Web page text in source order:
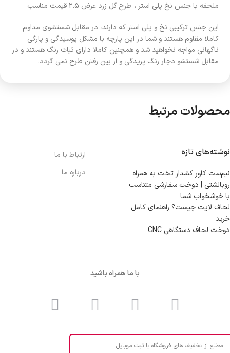
ملحفه با جنس نخ پلی استر ، طرح گل زرد عرض 2.5 قیمت مناسب
این جنس ترکیبی نخ و پلی استر که دارند، در مقابل شستشوی مداوم
کاملا مقاوم هستند و شما در این پارچه با مشکل پوسیدگی و پارگی
ناگهانی مواجه نخواهید شد و همچنین کاملا دارای ثبات رنگ هستند و در
مقابل شستشو دچار رنگ پریدگی و از بین رفتن طرح نمی گردد.
محصولات مرتبط
نوشته‌های تازه
نیم‌ست کاور کشدار تخت به همراه
روبالشتی | دوخت سفارشی متناسب
با خوشخواب شما
لحاف لایت چیست؟ راهنمای کامل
خرید
دوخت لحاف دستگاهی CNC
ارتباط با ما
درباره ما
با ما همراه باشید
مطلع از تخفیف های فروشگاه با ثبت موبایل